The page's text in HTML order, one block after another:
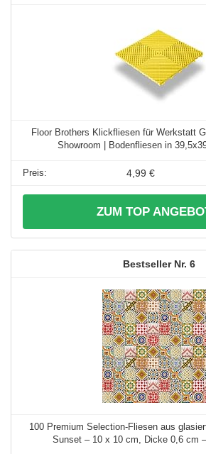
Floor Brothers Klickfliesen für Werkstatt
Showroom | Bodenfliesen in
4,99 €
ZUM TOP
6
100 Premium Selection-Fliesen aus
Sunset – 10 x 10 cm, Dicke 0,6 cm